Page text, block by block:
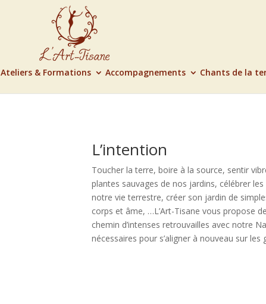
Ateliers & Formations Accompagnements Chants de la
L’intention
Toucher la terre, boire à la source, sentir
plantes sauvages de nos jardins, célébrer
notre vie terrestre, créer son jardin de
corps et âme, …L’Art-Tisane vous propose
chemin d’intenses retrouvailles avec notre
nécessaires pour s’aligner à nouveau sur les